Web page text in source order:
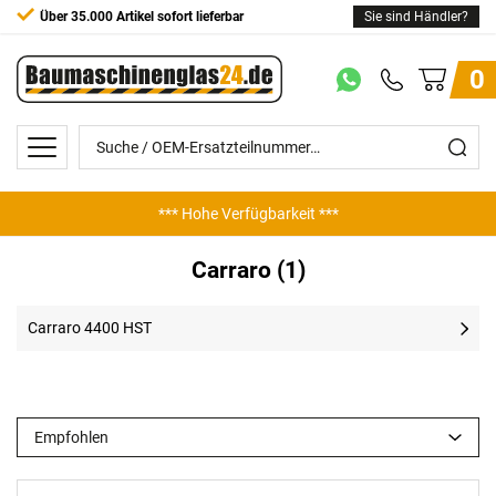
Über 35.000 Artikel sofort lieferbar Sie sind Händler?
0
*** Hohe Verfügbarkeit ***
Carraro (1)
Carraro 4400 HST